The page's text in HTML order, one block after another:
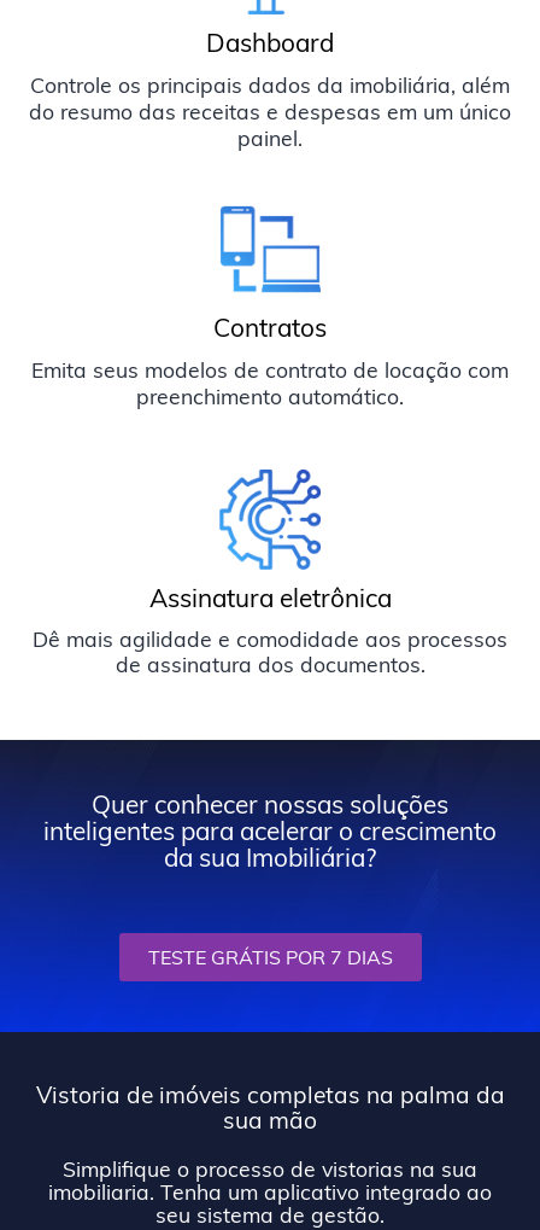
Dashboard
Controle os principais dados da imobiliária, além
do resumo das receitas e despesas em um único
painel.
Contratos
Emita seus modelos de contrato de locação com
preenchimento automático.
Assinatura eletrônica
Dê mais agilidade e comodidade aos processos
de assinatura dos documentos.
Quer conhecer nossas soluções
inteligentes para acelerar o crescimento
da sua Imobiliária?
TESTE GRÁTIS POR 7 DIAS
Vistoria de imóveis completas na palma da
sua mão
Simplifique o processo de vistorias na sua
imobiliaria. Tenha um aplicativo integrado ao
seu sistema de gestão.